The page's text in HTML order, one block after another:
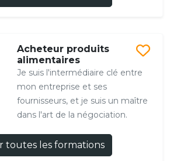
Acheteur produits
alimentaires
Je suis l'intermédiaire clé entre
mon entreprise et ses
fournisseurs, et je suis un maître
dans l'art de la négociation.
toutes les formations